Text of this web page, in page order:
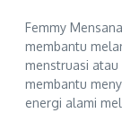
Femmy
membantu
menstruasi atau
membantu
energi alami